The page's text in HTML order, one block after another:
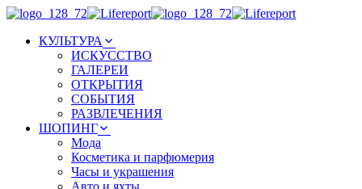
КУЛЬТУРА
ИСКУССТВО
ГАЛЕРЕИ
ОТКРЫТИЯ
СОБЫТИЯ
РАЗВЛЕЧЕНИЯ
ШОПИНГ
Мода
Косметика и парфюмерия
Часы и украшения
Авто и яхты